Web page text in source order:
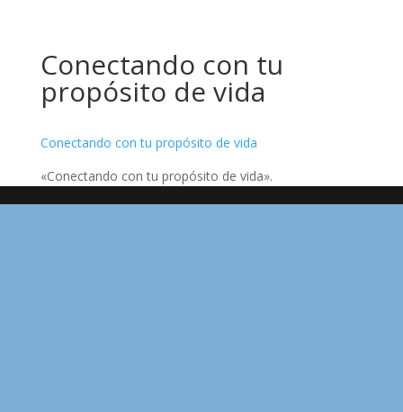
Conectando con tu
propósito de vida
Conectando con tu propósito de vida
«Conectando con tu propósito de vida».